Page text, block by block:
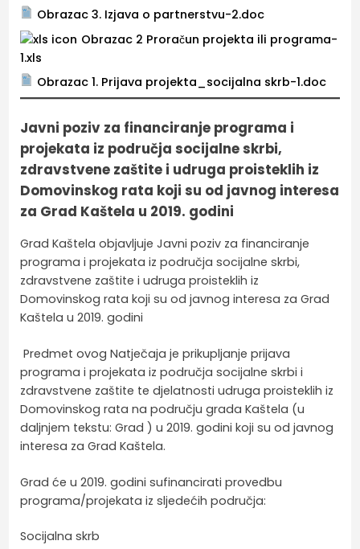
Obrazac 3. Izjava o partnerstvu-2.doc
Obrazac 2 Proračun projekta ili programa-
1.xls
Obrazac 1. Prijava projekta_socijalna skrb-1.doc
Javni poziv za financiranje programa i
projekata iz područja socijalne skrbi,
zdravstvene zaštite i udruga proisteklih iz
Domovinskog rata koji su od javnog interesa
za Grad Kaštela u 2019. godini
Grad Kaštela objavljuje Javni poziv za financiranje
programa i projekata iz područja socijalne skrbi,
zdravstvene zaštite i udruga proisteklih iz
Domovinskog rata koji su od javnog interesa za Grad
Kaštela u 2019. godini
Predmet ovog Natječaja je prikupljanje prijava
programa i projekata iz područja socijalne skrbi i
zdravstvene zaštite te djelatnosti udruga proisteklih iz
Domovinskog rata na području grada Kaštela (u
daljnjem tekstu: Grad ) u 2019. godini koji su od javnog
interesa za Grad Kaštela.
Grad će u 2019. godini sufinancirati provedbu
programa/projekata iz sljedećih područja:
Socijalna skrb